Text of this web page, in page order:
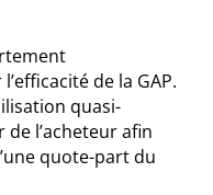
de la GAP.
quasi-
l’acheteur afin
quote-part du